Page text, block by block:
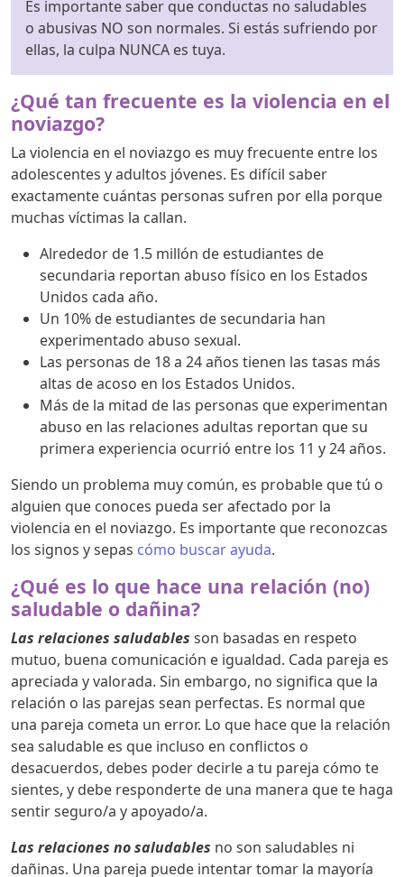
Es importante saber que conductas no saludables
o abusivas NO son normales. Si estás sufriendo por
ellas, la culpa NUNCA es tuya.
¿Qué tan frecuente es la violencia en el
noviazgo?
La violencia en el noviazgo es muy frecuente entre los
adolescentes y adultos jóvenes. Es difícil saber
exactamente cuántas personas sufren por ella porque
muchas víctimas la callan.
Alrededor de 1.5 millón de estudiantes de
secundaria reportan abuso físico en los Estados
Unidos cada año.
Un 10% de estudiantes de secundaria han
experimentado abuso sexual.
Las personas de 18 a 24 años tienen las tasas más
altas de acoso en los Estados Unidos.
Más de la mitad de las personas que experimentan
abuso en las relaciones adultas reportan que su
primera experiencia ocurrió entre los 11 y 24 años.
Siendo un problema muy común, es probable que tú o
alguien que conoces pueda ser afectado por la
violencia en el noviazgo. Es importante que reconozcas
los signos y sepas cómo buscar ayuda.
¿Qué es lo que hace una relación (no)
saludable o dañina?
Las relaciones saludables son basadas en respeto
mutuo, buena comunicación e igualdad. Cada pareja es
apreciada y valorada. Sin embargo, no significa que la
relación o las parejas sean perfectas. Es normal que
una pareja cometa un error. Lo que hace que la relación
sea saludable es que incluso en conflictos o
desacuerdos, debes poder decirle a tu pareja cómo te
sientes, y debe responderte de una manera que te haga
sentir seguro/a y apoyado/a.
Las relaciones no saludables no son saludables ni
dañinas. Una pareja puede intentar tomar la mayoría